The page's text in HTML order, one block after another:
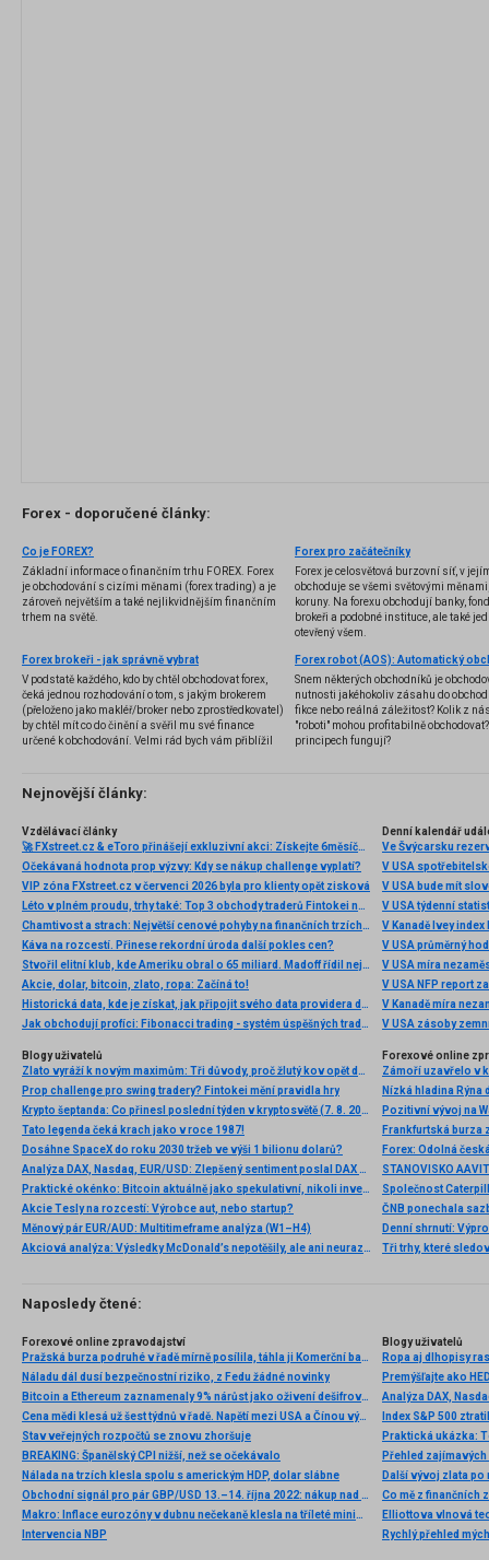
Forex - doporučené články:
Co je FOREX?
Základní informace o finančním trhu FOREX. Forex
je obchodování s cizími měnami (forex trading) a je
zároveň největším a také nejlikvidnějším finančním
trhem na světě.
Forex pro začátečníky
Forex je celosvětová burzovní síť, v
obchoduje se všemi světovými
koruny. Na forexu obchodují banky,
brokeři a podobné instituce, ale také
otevřený všem.
Forex brokeři - jak správně vybrat
V podstatě každého, kdo by chtěl obchodovat forex,
čeká jednou rozhodování o tom, s jakým brokerem
(přeloženo jako makléř/broker nebo zprostředkovatel)
by chtěl mít co do činění a svěřil mu své finance
určené k obchodování. Velmi rád bych vám přiblížil
několik příkladů nejznámějších z nich.
Snem některých obchodníků je
nutnosti jakéhokoliv zásahu do
fikce nebo reálná záležitost? Kolik z
"roboti" mohou profitabilně
principech fungují?
Nejnovější články:
Vzdělávací články
🚀 FXstreet.cz & eToro přinášejí exkluzivní akci: Získejte 6měsíční členství ve VIP zóně ZDARMA
Očekávaná hodnota prop výzvy: Kdy se nákup challenge vyplatí?
VIP zóna FXstreet.cz v červenci 2026 byla pro klienty opět zisková
Léto v plném proudu, trhy také: Top 3 obchody traderů Fintokei na indexech a zlatě
Chamtivost a strach: Největší cenové pohyby na finančních trzích (červenec 2026)
Káva na rozcestí. Přinese rekordní úroda další pokles cen?
Stvořil elitní klub, kde Ameriku obral o 65 miliard. Madoff řídil největší Ponzi dějin
Akcie, dolar, bitcoin, zlato, ropa: Začíná to!
Historická data, kde je získat, jak připojit svého data providera do MultiCharts a proč je budeme potřebovat? (4. díl)
Jak obchodují profíci: Fibonacci trading - systém úspěšných traderů
Denní kalendář
Ve Švýcarsku
V USA
V USA bude mít
V USA týdenní
V Kanadě Ivey index
V USA průměrný
V USA míra
V USA NFP report
V Kanadě míra
V USA zásoby
Blogy uživatelů
Zlato vyráží k novým maximům: Tři důvody, proč žlutý kov opět dominuje
Prop challenge pro swing tradery? Fintokei mění pravidla hry
Krypto šeptanda: Co přinesl poslední týden v kryptosvětě (7. 8. 2026)
Tato legenda čeká krach jako v roce 1987!
Dosáhne SpaceX do roku 2030 tržeb ve výši 1 bilionu dolarů?
Analýza DAX, Nasdaq, EUR/USD: Zlepšený sentiment poslal DAX na nová maxima
Praktické okénko: Bitcoin aktuálně jako spekulativní, nikoli investiční aktivum
Akcie Tesly na rozcestí: Výrobce aut, nebo startup?
Měnový pár EUR/AUD: Multitimeframe analýza (W1–H4)
Akciová analýza: Výsledky McDonald’s nepotěšily, ale ani neurazily. Jakou vizi společnost prezentovala?
Forexové online
Nízká hladina
Pozitivní vývoj na
Frankfurtská burza
Denní shrnutí:
Tři trhy, které
Naposledy čtené:
Forexové online zpravodajství
Pražská burza podruhé v řadě mírně posílila, táhla ji Komerční banka a Moneta
Náladu dál dusí bezpečnostní riziko, z Fedu žádné novinky
Bitcoin a Ethereum zaznamenaly 9% nárůst jako oživení dešifrovacích trhů
Cena mědi klesá už šest týdnů v řadě. Napětí mezi USA a Čínou výhledu nepomáhá
Stav veřejných rozpočtů se znovu zhoršuje
BREAKING: Španělský CPI nižší, než se očekávalo
Nálada na trzích klesla spolu s americkým HDP, dolar slábne
Obchodní signál pro pár GBP/USD 13.–14. října 2022: nákup nad úrovní 1,1060 (21 SMA)
Makro: Inflace eurozóny v dubnu nečekaně klesla na tříleté minimum
Intervencia NBP
Blogy uživatelů
Ropa aj dlhopisy
Premýšľajte ako
Index S&P 500
Praktická ukázka:
Přehled
Další vývoj zlata
Co mě z finančních
Rychlý přehled